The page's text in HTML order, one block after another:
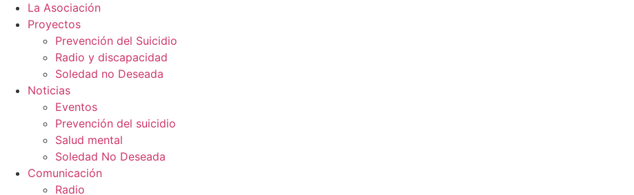
La Asociación
Proyectos
Prevención del Suicidio
Radio y discapacidad
Soledad no Deseada
Noticias
Eventos
Prevención del suicidio
Salud mental
Soledad No Deseada
Comunicación
Radio